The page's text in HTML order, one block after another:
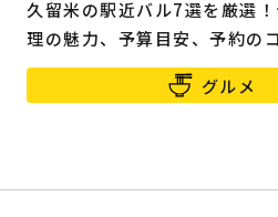
久留米の駅近バル7選を厳選
理の魅力、予算目安、予約の
グルメ